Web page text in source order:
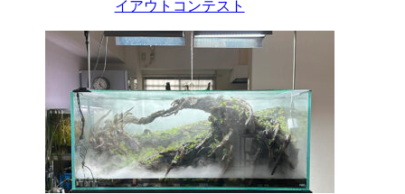
イアウトコンテスト